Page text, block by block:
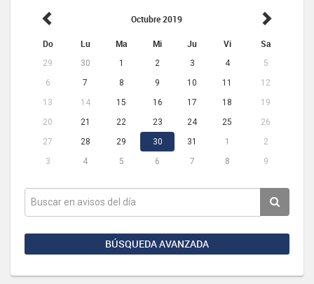
Octubre 2019
Do Lu Ma Mi Ju Vi Sa
29 30 1 2 3 4
5
6
7 8 9 10 11
12
13
14 15 16 17 18
19
20
21 22 23 24 25
26
27
28 29 30 31 1
2
3
4 5 6 7 8 9
BÚSQUEDA AVANZADA